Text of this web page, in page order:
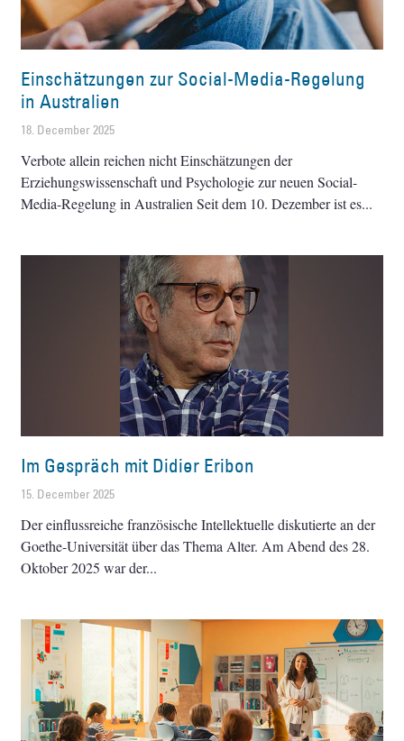
Einschätzungen zur Social-Media-Regelung
in Australien
18. December 2025
Verbote allein reichen nicht Einschätzungen der
Erziehungswissenschaft und Psychologie zur neuen Social-
Media-Regelung in Australien Seit dem 10. Dezember ist es
Im Gespräch mit Didier Eribon
15. December 2025
Der einflussreiche französische Intellektuelle diskutierte an der
Goethe-Universität über das Thema Alter. Am Abend des 28.
Oktober 2025 war der